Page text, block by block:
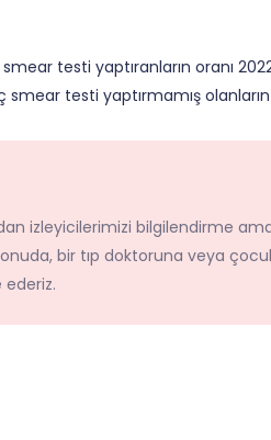
testi yaptıranların oranı
smear testi yaptırmamış
izleyicilerimizi bilgilendirme
bir tıp doktoruna veya
ederiz.